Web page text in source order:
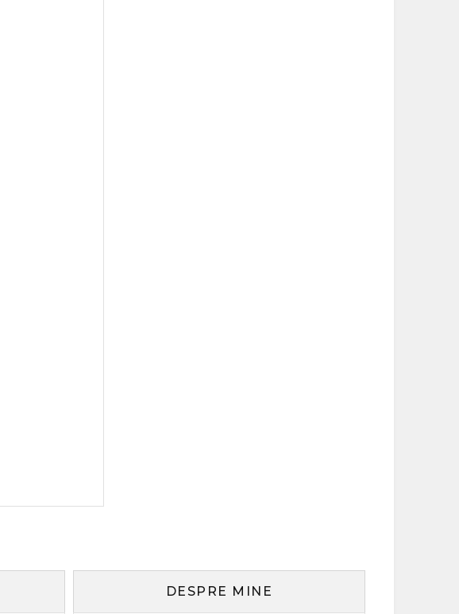
DESPRE MINE